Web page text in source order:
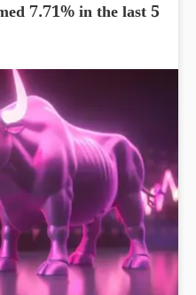
7.71% in the last 5